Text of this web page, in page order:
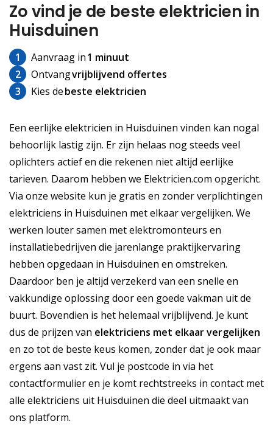
Zo vind je de beste elektricien in
Huisduinen
1 Aanvraag in1 minuut
2
Ontvangvrijblijvend offertes
3
Kies debeste elektricien
Een eerlijke elektricien in Huisduinen vinden kan nogal
behoorlijk lastig zijn. Er zijn helaas nog steeds veel
oplichters actief en die rekenen niet altijd eerlijke
tarieven. Daarom hebben we Elektricien.com opgericht.
Via onze website kun je gratis en zonder verplichtingen
elektriciens in Huisduinen met elkaar vergelijken. We
werken louter samen met elektromonteurs en
installatiebedrijven die jarenlange praktijkervaring
hebben opgedaan in Huisduinen en omstreken.
Daardoor ben je altijd verzekerd van een snelle en
vakkundige oplossing door een goede vakman uit de
buurt. Bovendien is het helemaal vrijblijvend. Je kunt
dus de prijzen van elektriciens met elkaar vergelijken
en zo tot de beste keus komen, zonder dat je ook maar
ergens aan vast zit. Vul je postcode in via het
contactformulier en je komt rechtstreeks in contact met
alle elektriciens uit Huisduinen die deel uitmaakt van
ons platform.